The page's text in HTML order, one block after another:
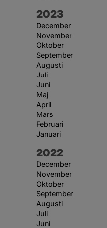
År:
2023
December
November
Oktober
September
Augusti
Juli
Juni
Maj
April
Mars
Februari
Januari
År:
2022
December
November
Oktober
September
Augusti
Juli
Juni